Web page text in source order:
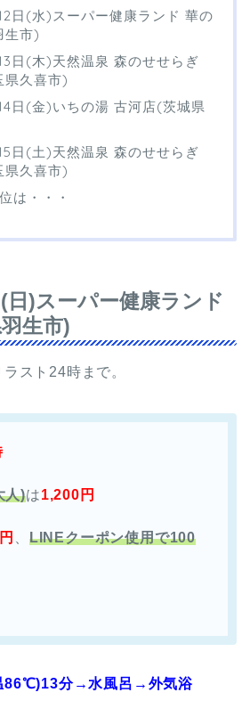
日(水)スーパー健康ランド 華の
生市)
日(木)天然温泉 森のせせらぎ
県久喜市)
日(金)いちの湯 古河店(茨城県
日(土)天然温泉 森のせせらぎ
県久喜市)
は・・・
日)スーパー健康ランド
生市)
スト24時まで。
人)は1,200円
LINEクーポン使用で100
86℃)13分→水風呂→外気浴